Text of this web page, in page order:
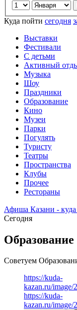
Куда пойти сегодня
Выставки
Фестивали
С детьми
Активный
Музыка
Шоу
Праздники
Образование
Кино
Музеи
Парки
Погулять
Туристу
Театры
Пространства
Клубы
Прочее
Рестораны
Афиша Казани - куда
Сегодня
Образование
Советуем
https://kuda-
kazan.ru/image/
https://kuda-
kazan.ru/image/